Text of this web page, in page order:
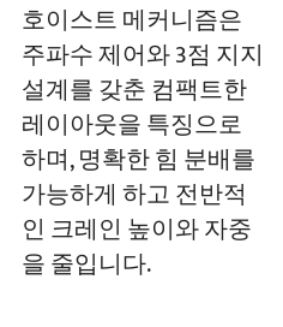
호이스트 메커니즘은
주파수 제어와 3점 지지
설계를 갖춘 컴팩트한
레이아웃을 특징으로
하며, 명확한 힘 분배를
가능하게 하고 전반적
인 크레인 높이와 자중
을 줄입니다.